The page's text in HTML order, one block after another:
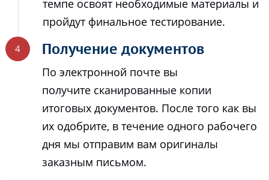
темпе освоят необходимые материалы и
пройдут финальное тестирование.
Получение документов
По электронной почте вы
получите сканированные копии
итоговых документов. После того как вы
их одобрите, в течение одного рабочего
дня мы отправим вам оригиналы
заказным письмом.